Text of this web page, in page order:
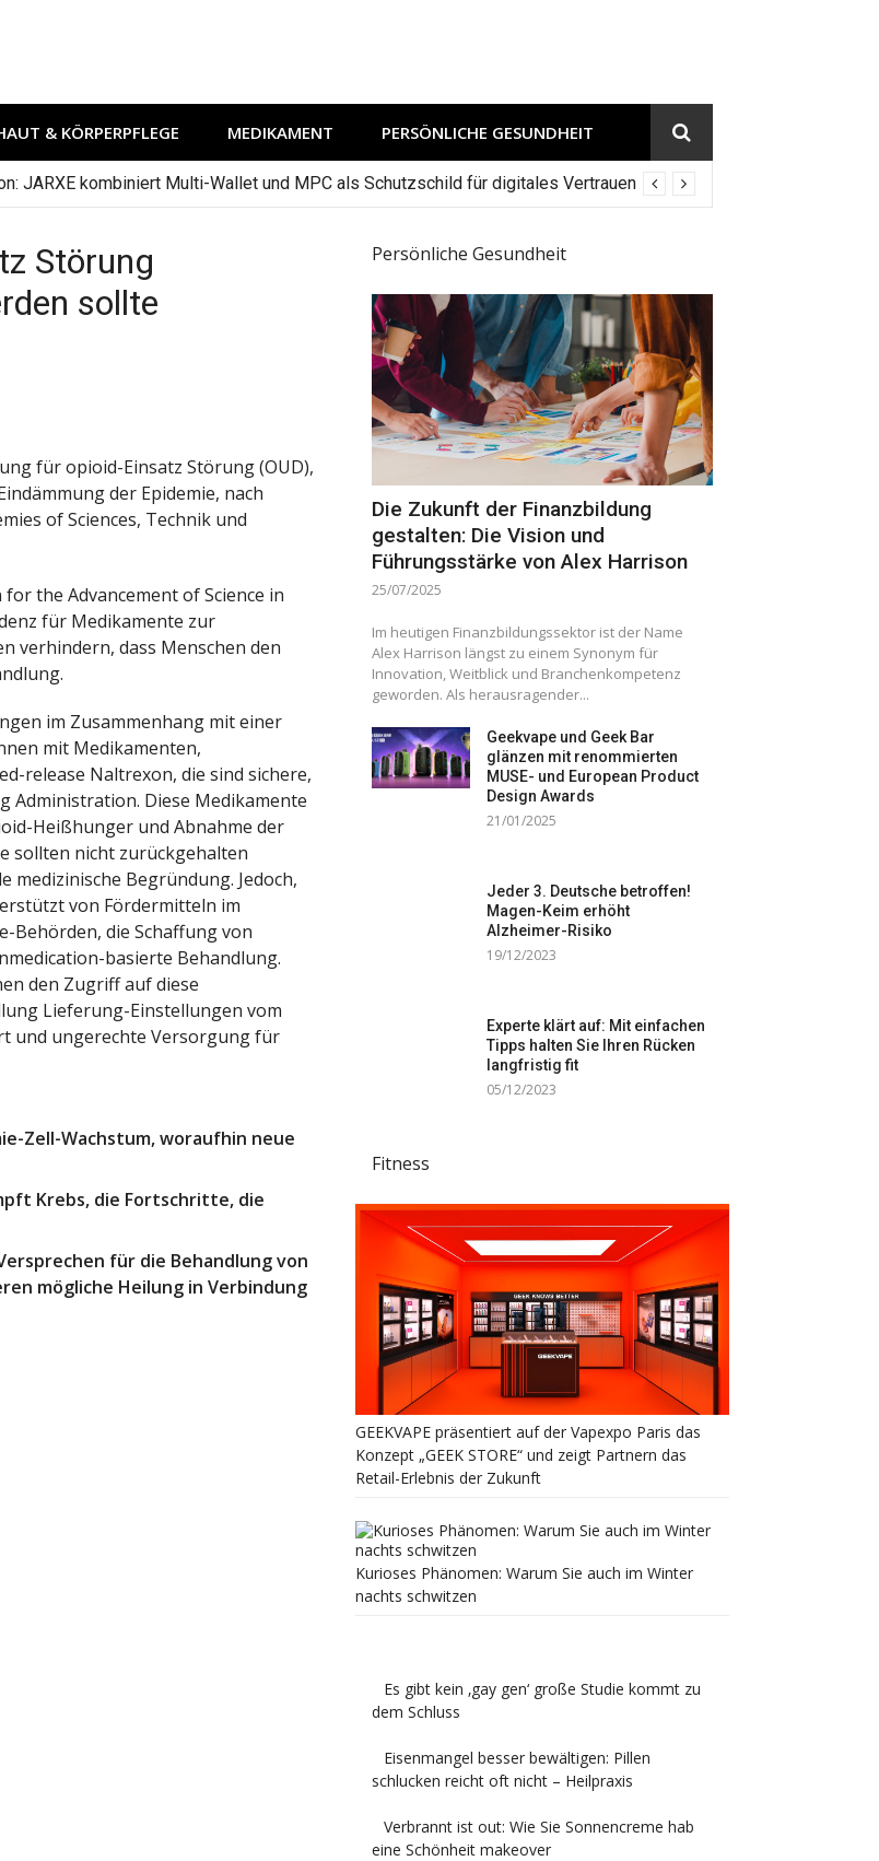
& KÖRPERPFLEGE MEDIKAMENT PERSÖNLICHE GESUNDHEIT
JARXE kombiniert Multi-Wallet und MPC als Schutzschild für digitales Vertrauen
Störung
sollte
für opioid-Einsatz Störung (OUD),
der Epidemie, nach
of Sciences, Technik und
the Advancement of Science in
für Medikamente zur
verhindern, dass Menschen den
im Zusammenhang mit einer
mit Medikamenten,
release Naltrexon, die sind sichere,
Administration. Diese Medikamente
Heißhunger und Abnahme der
sollten nicht zurückgehalten
medizinische Begründung. Jedoch,
von Fördermitteln im
Behörden, die Schaffung von
basierte Behandlung.
den Zugriff auf diese
Lieferung-Einstellungen vom
und ungerechte Versorgung für
Zell-Wachstum, woraufhin neue
Krebs, die Fortschritte, die
für die Behandlung von
mögliche Heilung in Verbindung
Persönliche Gesundheit
Die Zukunft der Finanzbildung
gestalten: Die Vision und
Führungsstärke von Alex Harrison
25/07/2025
Im heutigen Finanzbildungssektor ist der Name
Alex Harrison längst zu einem Synonym für
Innovation, Weitblick und Branchenkompetenz
geworden. Als herausragender...
Geekvape und Geek Bar
glänzen mit renommierten
MUSE- und European Product
Design Awards
21/01/2025
Jeder 3. Deutsche betroffen!
Magen-Keim erhöht
Alzheimer-Risiko
19/12/2023
Experte klärt auf: Mit einfachen
Tipps halten Sie Ihren Rücken
langfristig fit
05/12/2023
Fitness
GEEKVAPE präsentiert auf der Vapexpo Paris das
Konzept „GEEK STORE“ und zeigt Partnern das
Retail-Erlebnis der Zukunft
Kurioses Phänomen: Warum Sie auch im Winter
nachts schwitzen
Es gibt kein ‚gay gen‘ große Studie kommt zu
dem Schluss
Eisenmangel besser bewältigen: Pillen
schlucken reicht oft nicht – Heilpraxis
Verbrannt ist out: Wie Sie Sonnencreme hab
eine Schönheit makeover